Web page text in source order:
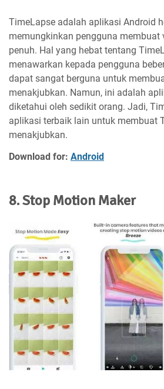
TimeLapse adalah aplikasi Android
memungkinkan pengguna membuat
penuh. Hal yang hebat tentang
menawarkan kepada pengguna
dapat sangat berguna untuk
menakjubkan. Namun, ini adalah
diketahui oleh sedikit orang. Jadi,
aplikasi terbaik lain untuk membuat
menakjubkan.
Download for: Android
8. Stop Motion Maker